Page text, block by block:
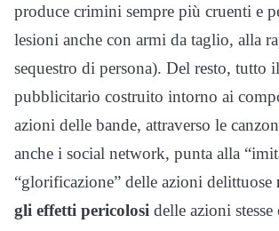
produce crimini sempre più cruenti e
lesioni anche con armi da taglio, alla
sequestro di persona). Del resto, tutto
pubblicitario costruito intorno ai
azioni delle bande, attraverso le
anche i social network, punta alla
“glorificazione” delle azioni delittuose
gli effetti pericolosi delle azioni